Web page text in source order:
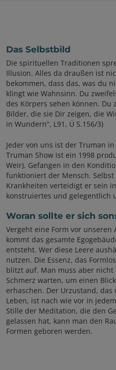
Das Selbstbild
Die spirituellen Traditionen
Illusion. Alles da draußen ist
bekommen, dass das, was du
klingt wie Wahnsinn. Du
des Körpers sehen können.
Bilder, die sie Dir zeigen, die
in Wundern“, L91, Ü S.156/3)
Jeder von uns ist der Truman
Truman Show ist ein 1998
Weir). Gefangen in den
funktioniert der Mensch.
Krankheiten verteidigt er sein
konstruiertes und gelegentlich
Woran sollte er sich
Vergeht eine Form vor
kommt das gesamte
entsteht. Wer diese Leere
nutzen. Die Essenz, das
blitzt auf. Man muss aber
Schmerz warten, um einen
erhaschen. Der Urzustand,
Leben, ist nach wie vor in
Stille der Meditation, die den
gelassen hat, kann man den
Formen geboren werden.